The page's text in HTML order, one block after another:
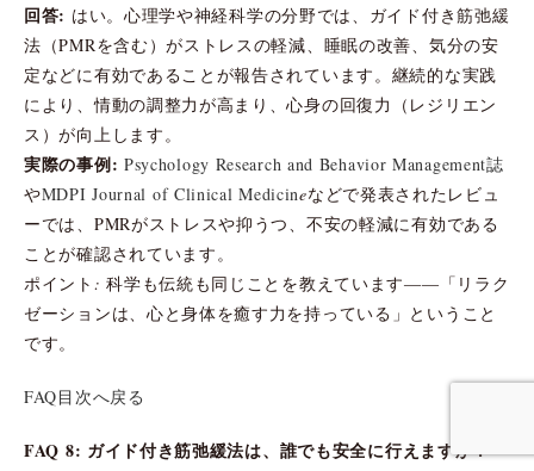
回答: はい。心理学や神経科学の分野では、ガイド付き筋弛緩
法（PMRを含む）がストレスの軽減、睡眠の改善、気分の安
定などに有効であることが報告されています。継続的な実践
により、情動の調整力が高まり、心身の回復力（レジリエン
ス）が向上します。
実際の事例: Psychology Research and Behavior Management誌
やMDPI Journal of Clinical Medicineなどで発表されたレビュ
ーでは、PMRがストレスや抑うつ、不安の軽減に有効である
ことが確認されています。
ポイント: 科学も伝統も同じことを教えています――「リラク
ゼーションは、心と身体を癒す力を持っている」ということ
です。
FAQ目次へ戻る
FAQ 8: ガイド付き筋弛緩法は、誰でも安全に行えますか？